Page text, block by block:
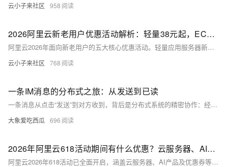
云小子来社区 958
2026阿里云新老用户优惠活动解析：轻量38元起，ECS 99元/199元续费同价，企业享补贴，AI免费体验
阿里云2026年面向新老用户的五大核心优惠活动。轻量应用服务器新用户秒杀低至38元/年，2核4G配置9.9元/月起；云服务器ECS经济型99元/年、通用算力型199元/年，新老同享且续费同价。企业用户可申请5亿算力迁云补贴及出海扶持优惠券，降低规模化上云成本。阿里云百炼推出"先用后返"活动，最高返200元，覆盖全量大模型服务。此外，免费试用中心提供超30款AI产品及7000万tokens零成本体验。
云小子来社区 768
一条IM消息的分布式之旅：从发送到已读
一条消息从点击“发送”到对方收到，背后是分布式系统的精密协作：经WebSocket接入→Center事务落库→Redis查在线状态→定向投递→ACK确认→已读回执，全程保障可靠性与实时性。（238字）
大象爱吃西瓜 696
2026年阿里云618活动期间有什么优惠？云服务器、AI产品和大模型、优惠券活动介绍
阿里云2026年618活动已全面开启，涵盖云服务器、AI产品及优惠券等。云服务器方面，轻量应用服务器2核2G低至38元/年，2核4G仅9.9元/月；经济型e实例99元/年，u1实例199元/年，u2i实例3折起，c9i/g9i服务器6.4折起。AI产品方面：QoderWork CN首月0元，Qwen3.7限时5折，秒悟新注册送1万积分，HappyHorse视频生成8折，OPC创新助力计划至高补贴100万Token。大模型方面，百炼平台享1亿+免费tokens，AI通用型节省计划最高5.3折。叠加AI加速季权益礼包（个人360元/企业1728元）及百炼先用后返最高200元。